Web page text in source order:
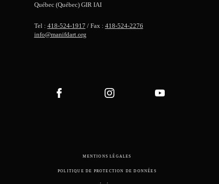
Québec (Québec) GIR IAI
Tel : 418-524-1917 / Fax : 418-524-2276
info@manifdart.org
MENTIONS LÉGALES
POLITIQUE DE PROTECTION DE DONNÉES